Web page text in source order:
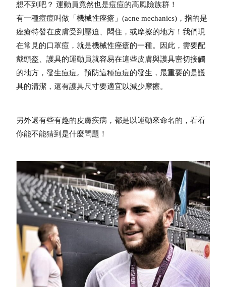
想不到吧？ 運動員竟然也是痘痘的高風險族群！
有一種痘痘叫做「機械性痤瘡」(acne mechanics)，指的是
痤瘡特發在皮膚受到壓迫、悶住，或摩擦的地方！我們現
在常見的口罩痘，就是機械性痤瘡的一種。因此，需要配
戴頭盔、護具的運動員就容易在這些皮膚與護具密切接觸
的地方，發生痘痘。預防這種痘痘的發生，最重要的是護
具的清潔，還有護具尺寸要適宜以減少摩擦。
另外還有些有趣的皮膚疾病，都是以運動來命名的，看看
你能不能猜到是什麼問題！